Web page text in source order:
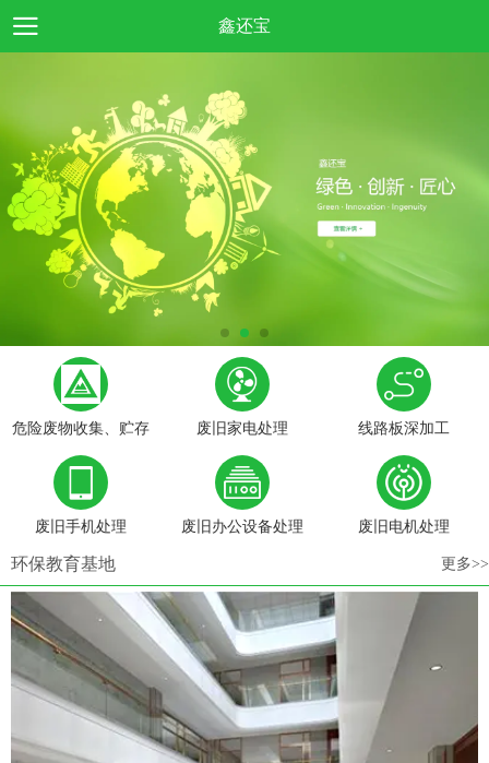
鑫还宝
危险废物收集、贮存 废旧家电处理 线路板深加工
废旧手机处理 废旧办公设备处理 废旧电机处理
环保教育基地 更多>>